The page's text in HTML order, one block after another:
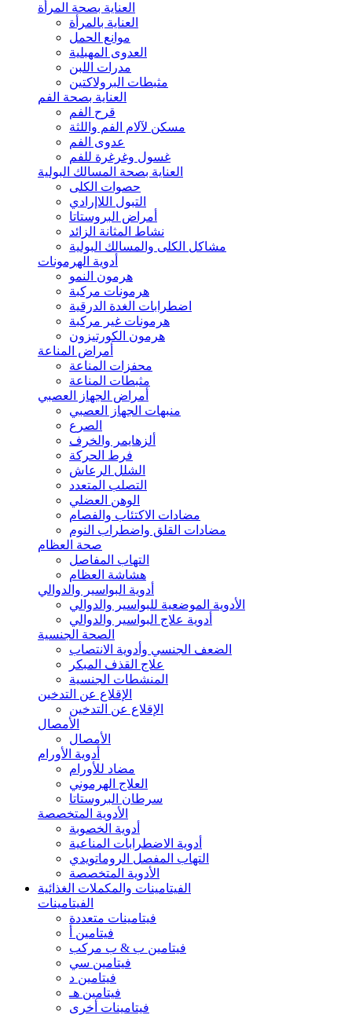
العناية بصحة المرأة
العناية بالمرأة
موانع الحمل
العدوى المهبلية
مدرات اللبن
مثبطات البرولاكتين
العناية بصحة الفم
قرح الفم
مسكن لآلام الفم واللثة
عدوى الفم
غسول وغرغرة للفم
العناية بصحة المسالك البولية
حصوات الكلى
التبول اللاإرادي
أمراض البروستاتا
نشاط المثانة الزائد
مشاكل الكلى والمسالك البولية
أدوية الهرمونات
هرمون النمو
هرمونات مركبة
اضطرابات الغدة الدرقية
هرمونات غير مركبة
هرمون الكورتيزون
أمراض المناعة
محفزات المناعة
مثبطات المناعة
أمراض الجهاز العصبي
منبهات الجهاز العصبي
الصرع
ألزهايمر والخرف
فرط الحركة
الشلل الرعاش
التصلب المتعدد
الوهن العضلي
مضادات الاكتئاب والفصام
مضادات القلق واضطراب النوم
صحة العظام
التهاب المفاصل
هشاشة العظام
أدوية البواسير والدوالي
الأدوية الموضعية للبواسير والدوالي
أدوية علاج البواسير والدوالي
الصحة الجنسية
الضعف الجنسي وأدوية الانتصاب
علاج القذف المبكر
المنشطات الجنسية
الإقلاع عن التدخين
الإقلاع عن التدخين
الأمصال
الأمصال
أدوية الأورام
مضاد للأورام
العلاج الهرموني
سرطان البروستاتا
الأدوية المتخصصة
أدوية الخصوبة
أدوية الاضطرابات المناعية
التهاب المفصل الروماتويدي
الأدوية المتخصصة
الفيتامينات والمكملات الغذائية
الفيتامينات
فيتامينات متعددة
فيتامين أ
فيتامين ب & ب مركب
فيتامين سي
فيتامين د
فيتامين هـ
فيتامينات أخرى